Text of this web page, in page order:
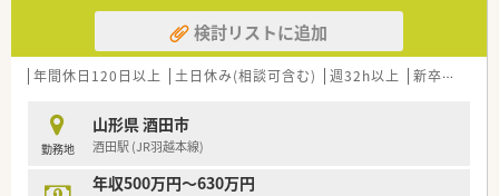
その他、学会発表にも積極的に参加しており、日々の取り組みか
ら奨励し、調剤過誤防止については全社共有しています。
☆【福利厚生面】
多数いる環境です。
また、転居を伴う異動はなく、キャリアやライフプランの希望に
応じて、長く安心して働ける環境作りをしております。
検討リストに追加
年間休日120日以上 土日休み(相談可含む) 週32h以上 新卒可
勤務地
山形県 酒田市
酒田駅 (JR羽越本線)
年収500万円～630万円